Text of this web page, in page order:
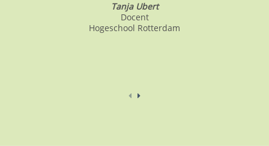
Tanja Ubert
Docent
Hogeschool Rotterdam